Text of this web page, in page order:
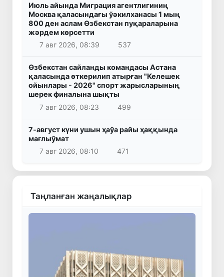
Июль айында Миграция агентлигиниң
Москва қаласындағы ўәкилханасы 1 мың
800 ден аслам Өзбекстан пуқараларына
жәрдем көрсетти
7 авг 2026, 08:39
537
Өзбекстан сайланды командасы Астана
қаласында өткерилип атырған "Келешек
ойынлары - 2026" спорт жарысларының
шерек финалына шықты
7 авг 2026, 08:23
499
7-август күни ушын ҳаўа райы ҳаққында
мағлыўмат
7 авг 2026, 08:10
471
Таңланған жаңалықлар